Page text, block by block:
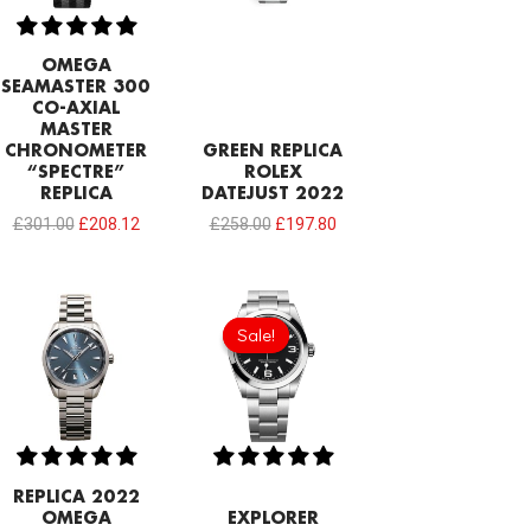
OMEGA
SEAMASTER 300
CO-AXIAL
MASTER
CHRONOMETER
“SPECTRE”
REPLICA
£301.00 £208.12
GREEN REPLICA
ROLEX
DATEJUST 2022
£258.00 £197.80
REPLICA 2022
OMEGA
Sale!
Sale!
EXPLORER
Original
price
was:
£369.80.